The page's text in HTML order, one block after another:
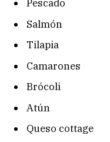
Pescado
Salmón
Tilapia
Camarones
Brócoli
Atún
Queso cottage